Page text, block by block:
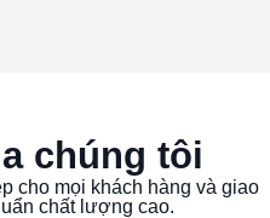
chúng tôi
cho mọi khách hàng và giao
chất lượng cao.